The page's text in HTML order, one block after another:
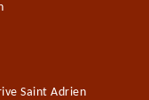
Saint Adrien